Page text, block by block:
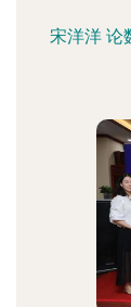
宋洋洋 论